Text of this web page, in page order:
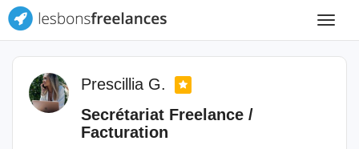
Toggle
Prescillia G.
Secrétariat Freelance /
Facturation